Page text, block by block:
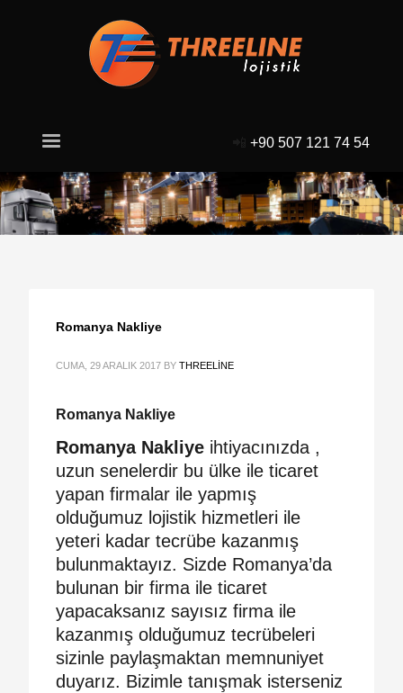
+90 507 121 74 54
Romanya Nakliye
CUMA, 29 ARALIK 2017 BYTHREELINE
Romanya Nakliye
Romanya Nakliye ihtiyacınızda ,
uzun senelerdir bu ülke ile ticaret
yapan firmalar ile yapmış
olduğumuz lojistik hizmetleri ile
yeteri kadar tecrübe kazanmış
bulunmaktayız. Sizde Romanya’da
bulunan bir firma ile ticaret
yapacaksanız sayısız firma ile
kazanmış olduğumuz tecrübeleri
sizinle paylaşmaktan memnuniyet
duyarız. Bizimle tanışmak isterseniz